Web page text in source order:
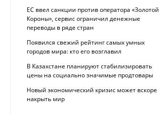
ЕС ввел санкции против оператора «Золотой
Короны», сервис ограничил денежные
переводы в ряде стран
Появился свежий рейтинг самых умных
городов мира: кто его возглавил
В Казахстане планируют стабилизировать
цены на социально значимые продтовары
Новый экономический кризис может вскоре
накрыть мир